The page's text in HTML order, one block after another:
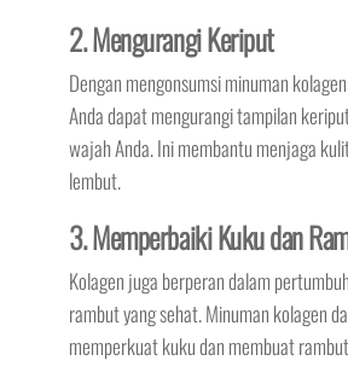
2. Mengurangi Keriput
Dengan mengonsumsi minuman
Anda dapat mengurangi tampilan
wajah Anda. Ini membantu menjaga
lembut.
3. Memperbaiki Kuku dan
Kolagen juga berperan dalam
rambut yang sehat. Minuman kolagen
memperkuat kuku dan membuat